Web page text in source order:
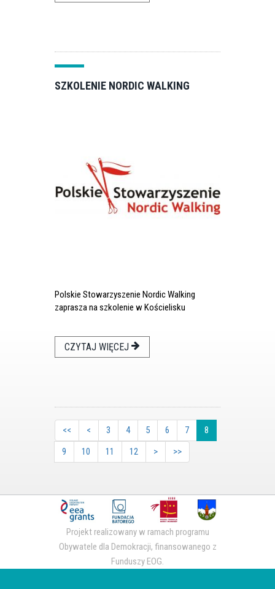
SZKOLENIE NORDIC WALKING
Polskie Stowarzyszenie Nordic Walking
zaprasza na szkolenie w Kościelisku
CZYTAJ WIĘCEJ
<< < 3 4 5 6 7
8
9
10 11 12 > >>
Projekt realizowany w ramach programu
Obywatele dla Demokracji, finansowanego z
Funduszy EOG.